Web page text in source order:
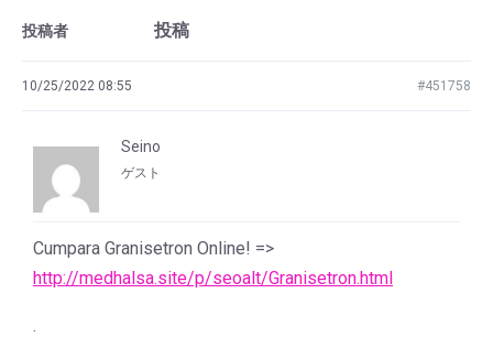
投稿者 投稿
10/25/2022 08:55 #451758
Seino
ゲスト
Cumpara Granisetron Online! =>
http://medhalsa.site/p/seoalt/Granisetron.html
.